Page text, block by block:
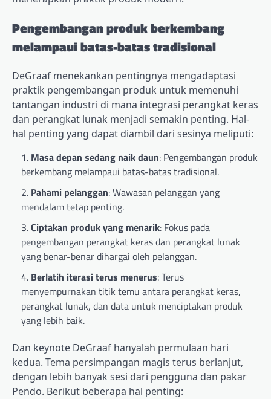
Pengembangan produk berkembang
melampaui batas-batas tradisional
DeGraaf menekankan pentingnya mengadaptasi
praktik pengembangan produk untuk memenuhi
tantangan industri di mana integrasi perangkat keras
dan perangkat lunak menjadi semakin penting. Hal-
hal penting yang dapat diambil dari sesinya meliputi:
Masa depan sedang naik daun: Pengembangan produk
berkembang melampaui batas-batas tradisional.
Pahami pelanggan: Wawasan pelanggan yang
mendalam tetap penting.
Ciptakan produk yang menarik: Fokus pada
pengembangan perangkat keras dan perangkat lunak
yang benar-benar dihargai oleh pelanggan.
Berlatih iterasi terus menerus: Terus
menyempurnakan titik temu antara perangkat keras,
perangkat lunak, dan data untuk menciptakan produk
yang lebih baik.
Dan keynote DeGraaf hanyalah permulaan hari
kedua. Tema persimpangan magis terus berlanjut,
dengan lebih banyak sesi dari pengguna dan pakar
Pendo. Berikut beberapa hal penting: